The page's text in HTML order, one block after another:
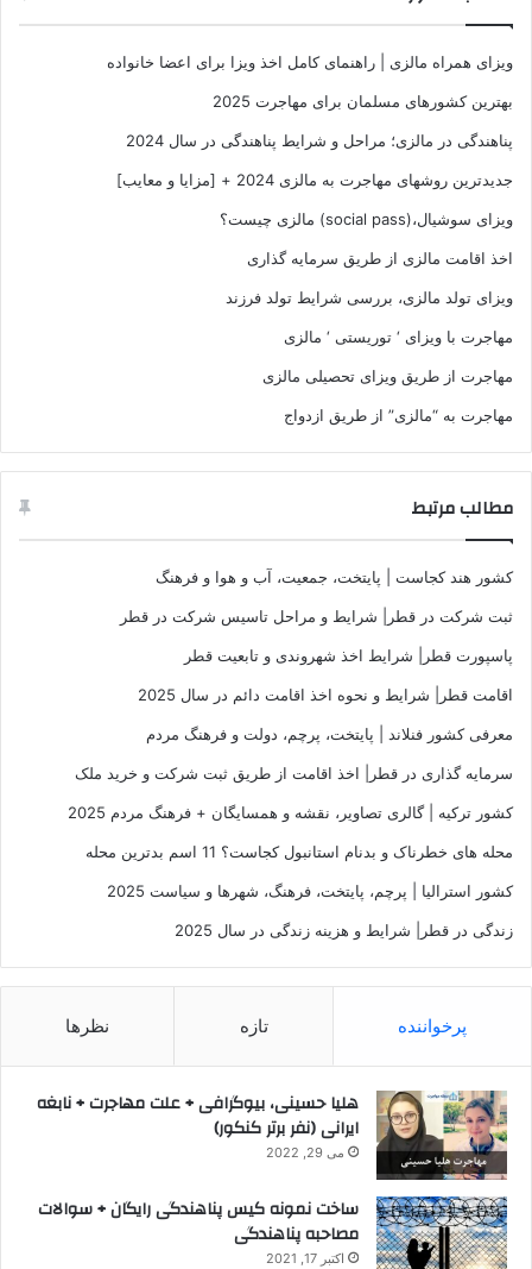
ویزای همراه مالزی | راهنمای کامل اخذ ویزا برای اعضا خانواده
بهترین کشورهای مسلمان برای مهاجرت 2025
پناهندگی در مالزی؛ مراحل و شرایط پناهندگی در سال 2024
جدیدترین روشهای مهاجرت به مالزی 2024 + [مزایا و معایب]
ویزای سوشیال،(social pass) مالزی چیست؟
اخذ اقامت مالزی از طریق سرمایه گذاری
ویزای تولد مالزی، بررسی شرایط تولد فرزند
مهاجرت با ویزای ‘ توریستی ‘ مالزی
مهاجرت از طریق ویزای تحصیلی مالزی
مهاجرت به “مالزی” از طریق ازدواج
مطالب مرتبط
کشور هند کجاست | پایتخت، جمعیت، آب و هوا و فرهنگ
ثبت شرکت در قطر| شرایط و مراحل تاسیس شرکت در قطر
پاسپورت قطر| شرایط اخذ شهروندی و تابعیت قطر
اقامت قطر| شرایط و نحوه اخذ اقامت دائم در سال 2025
معرفی کشور فنلاند | پایتخت، پرچم، دولت و فرهنگ مردم
سرمایه گذاری در قطر| اخذ اقامت از طریق ثبت شرکت و خرید ملک
کشور ترکیه | گالری تصاویر، نقشه و همسایگان + فرهنگ مردم 2025
محله های خطرناک و بدنام استانبول کجاست؟ 11 اسم بدترین محله
کشور استرالیا | پرچم، پایتخت، فرهنگ، شهرها و سیاست 2025
زندگی در قطر| شرایط و هزینه زندگی در سال 2025
پرخواننده تازه نظرها
هلیا حسینی، بیوگرافی + علت مهاجرت + نابغه
ایرانی (نفر برتر کنکور)
می 29, 2022
ساخت نمونه کیس پناهندگی رایگان + سوالات
مصاحبه پناهندگی
اکتبر 17, 2021